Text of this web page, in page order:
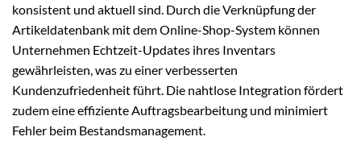
konsistent und aktuell sind. Durch die Verknüpfung der
Artikeldatenbank mit dem Online-Shop-System können
Unternehmen Echtzeit-Updates ihres Inventars
gewährleisten, was zu einer verbesserten
Kundenzufriedenheit führt. Die nahtlose Integration fördert
zudem eine effiziente Auftragsbearbeitung und minimiert
Fehler beim Bestandsmanagement.